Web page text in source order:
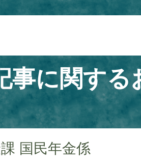
事に関する
国民年金係